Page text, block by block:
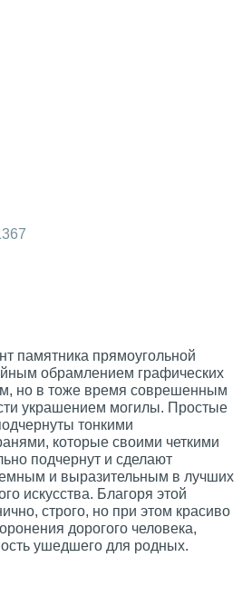
памятника прямоугольной
обрамлением графических
но в тоже время соврешенным
украшением могилы. Простые
тонкими
которые своими четкими
подчернут и сделают
и выразительным в лучших
искусства. Благоря этой
строго, но при этом красиво
дорогого человека,
ушедшего для родных.